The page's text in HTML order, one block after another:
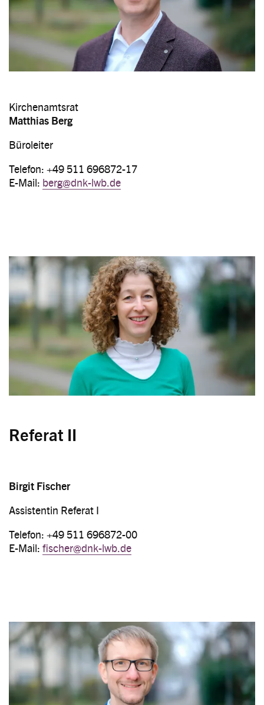
Kirchenamtsrat
Matthias Berg
Büroleiter
Telefon: +49 511 696872-17
E-Mail: berg@dnk-lwb.de
Image
Referat II
Birgit Fischer
Assistentin Referat I
Telefon: +49 511 696872-00
E-Mail: fischer@dnk-lwb.de
Image